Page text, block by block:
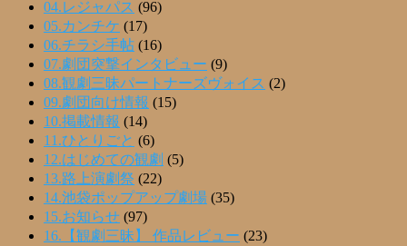
04.レジャパス (96)
05.カンチケ (17)
06.チラシ手帖 (16)
07.劇団突撃インタビュー (9)
08.観劇三昧パートナーズヴォイス (2)
09.劇団向け情報 (15)
10.掲載情報 (14)
11.ひとりごと (6)
12.はじめての観劇 (5)
13.路上演劇祭 (22)
14.池袋ポップアップ劇場 (35)
15.お知らせ (97)
16.【観劇三昧】 作品レビュー (23)